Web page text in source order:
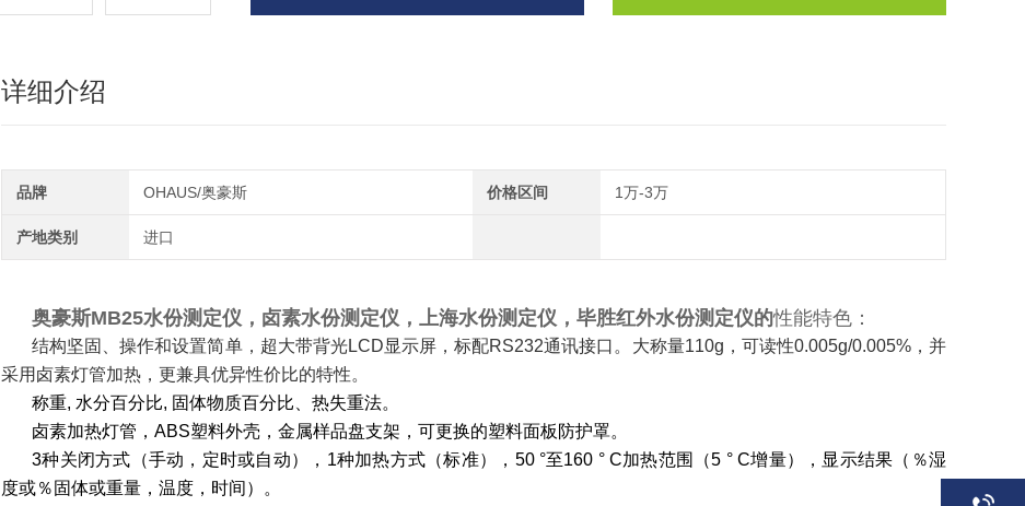
详细介绍
品牌 OHAUS/奥豪斯 价格区间 1万-3万
产地类别 进口
奥豪斯MB25水份测定仪，卤素水份测定仪，上海水份测定仪，毕胜红外水份测定仪的性能特色：
结构坚固、操作和设置简单，超大带背光LCD显示屏，标配RS232通讯接口。大称量110g，可读性0.005g/0.005%，并
采用卤素灯管加热，更兼具优异性价比的特性。
称重, 水分百分比, 固体物质百分比、热失重法。
卤素加热灯管，ABS塑料外壳，金属样品盘支架，可更换的塑料面板防护罩。
3种关闭方式（手动，定时或自动），1种加热方式（标准），50 °至160 ° C加热范围（5 ° C增量），显示结果（％湿
度或％固体或重量，温度，时间）。